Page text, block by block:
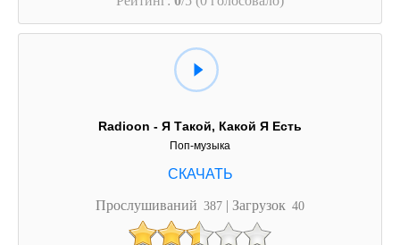
Radioon - Я Такой, Какой Я Есть
Поп-музыка
Прослушиваний 387 | Загрузок 40